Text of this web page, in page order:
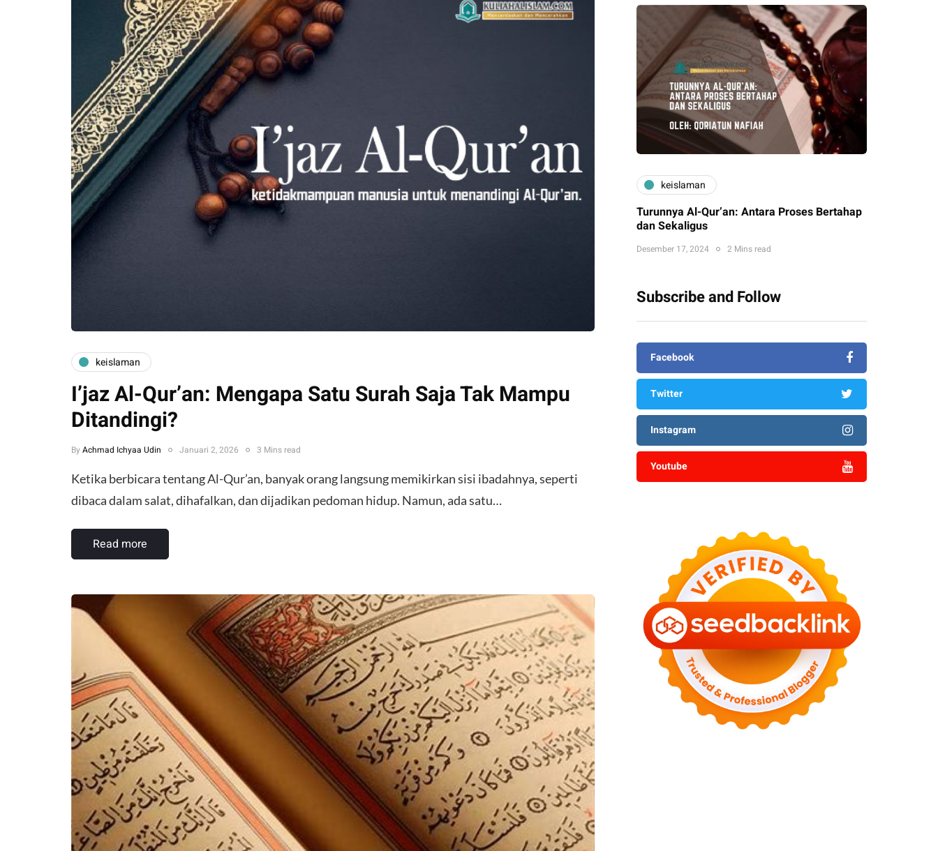
keislaman
I’jaz Al-Qur’an: Mengapa Satu Surah Saja Tak Mampu
Ditandingi?
By Achmad Ichyaa Udin Januari 2, 2026 3 Mins read
Ketika berbicara tentang Al-Qur’an, banyak orang langsung memikirkan sisi ibadahnya, seperti
dibaca dalam salat, dihafalkan, dan dijadikan pedoman hidup. Namun, ada satu…
Read more
keislaman
Turunnya Al-Qur’an: Antara Proses Bertahap
dan Sekaligus
Desember 17, 2024 2 Mins read
Subscribe and Follow
Facebook
Twitter
Instagram
Youtube